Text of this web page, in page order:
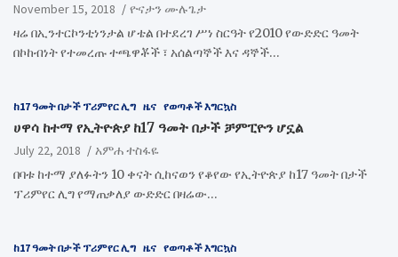
November 15, 2018
ዮናታን ሙሉጌታ
ዛሬ በኢንተርኮንቲነንታል ሆቴል በተደረገ ሥነ ስርዓት የ2010 የውድድር ዓመት
በኮከብነት የተመረጡ ተጫዋቾች ፣ አሰልጣኞች እና ዳኞች…
ከ17 ዓመት በታች ፕሪምየር ሊግ ዜና የወጣቶች እግርኳስ
ሀዋሳ ከተማ የኢትዮጵያ ከ17 ዓመት በታች ቻምፒዮን ሆኗል
July 22, 2018
አምሐ ተስፋዬ
በባቱ ከተማ ያለፉትን 10 ቀናት ሲከናወን የቆየው የኢትዮጵያ ከ17 ዓመት በታች
ፕሪምየር ሊግ የማጠቃለያ ውድድር በዛሬው…
ከ17 ዓመት በታች ፕሪምየር ሊግ ዜና የወጣቶች እግርኳስ